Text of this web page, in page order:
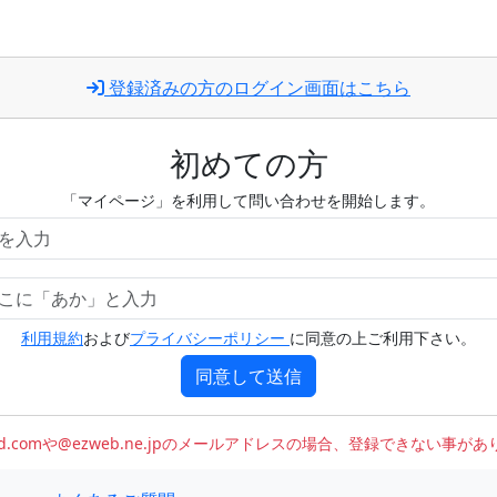
登録済みの方のログイン画面はこちら
初めての方
「マイページ」を利用して問い合わせを開始します。
利用規約およびプライバシーポリシー に同意の上ご利用下さい。
同意して送信
や@ezweb.ne.jpのメールアドレスの場合、登録できない事があ